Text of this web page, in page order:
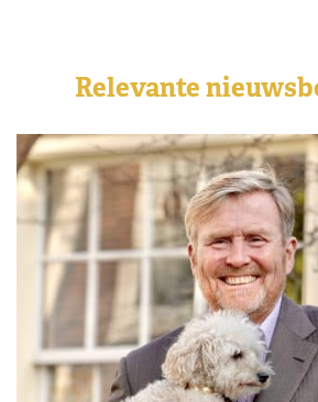
Relevante